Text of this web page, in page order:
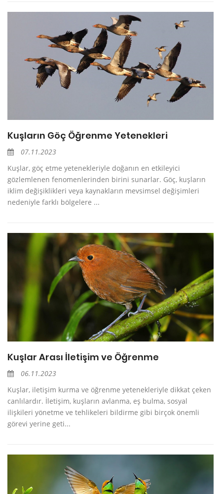
Kuşların Göç Öğrenme Yetenekleri
07.11.2023
Kuşlar, göç etme yetenekleriyle doğanın en etkileyici
gözlemlenen fenomenlerinden birini sunarlar. Göç, kuşların
iklim değişiklikleri veya kaynakların mevsimsel değişimleri
nedeniyle farklı bölgelere ...
Kuşlar Arası İletişim ve Öğrenme
06.11.2023
Kuşlar, iletişim kurma ve öğrenme yetenekleriyle dikkat çeken
canlılardır. İletişim, kuşların avlanma, eş bulma, sosyal
ilişkileri yönetme ve tehlikeleri bildirme gibi birçok önemli
görevi yerine geti...